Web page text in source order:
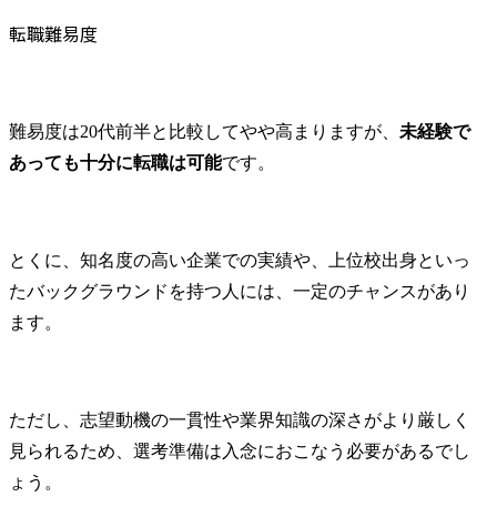
つ対策できていなかったケース面接について、最初不安だ
き、面接でも自信をもって「コンサルタント志望です」と
言えるようになりました。自分の強みや興味をしっかり把
握し、それを活かす方法を模索することが重要だと感じま
入れて対策しなおした結果何とか内定を獲得できました
が、ファームに受かった友人は皆、陰ながらしっかり努力
していたんだなと思い知りました。転職活動は甘く考え
ず、自分の価値を高めるために努力し続ける姿勢が大切だ
りスタートアップのCXOは難しいと思いますので、スター
トアップのマネジメントクラスでも通用する自走力・ビジ
ネススキルを身に着けるためにまずはがむしゃらに目の前
の案件に取り組みつつ、徐々に新規事業系の案件などにも
携わっていきたいと思っています。自分の経験やスキルを
転職難易度
難易度は20代前半と比較してやや高まりますが、 未経験で
あっても十分に転職は可能です。
とくに、知名度の高い企業での実績や、上位校出身といっ
たバックグラウンドを持つ人には、一定のチャンスがあり
ます。
ただし、志望動機の一貫性や業界知識の深さがより厳しく
見られるため、選考準備は入念におこなう必要があるでし
ょう。